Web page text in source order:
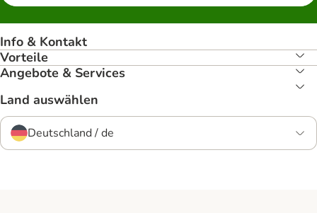
Info & Kontakt
Vorteile
Angebote & Services
Land auswählen
Deutschland / de